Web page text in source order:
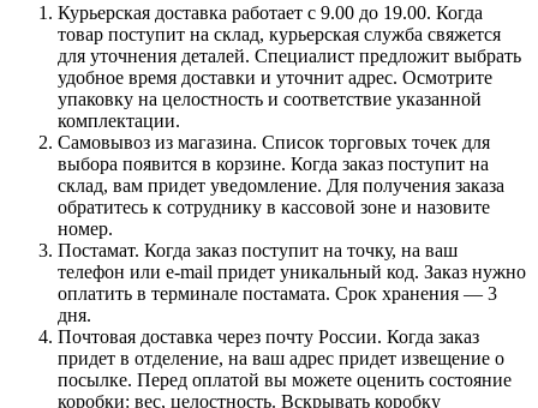
Курьерская доставка работает с 9.00 до 19.00. Когда
товар поступит на склад, курьерская служба свяжется
для уточнения деталей. Специалист предложит выбрать
удобное время доставки и уточнит адрес. Осмотрите
упаковку на целостность и соответствие указанной
комплектации.
Самовывоз из магазина. Список торговых точек для
выбора появится в корзине. Когда заказ поступит на
склад, вам придет уведомление. Для получения заказа
обратитесь к сотруднику в кассовой зоне и назовите
номер.
Постамат. Когда заказ поступит на точку, на ваш
телефон или e-mail придет уникальный код. Заказ нужно
оплатить в терминале постамата. Срок хранения — 3
дня.
Почтовая доставка через почту России. Когда заказ
придет в отделение, на ваш адрес придет извещение о
посылке. Перед оплатой вы можете оценить состояние
коробки: вес, целостность. Вскрывать коробку